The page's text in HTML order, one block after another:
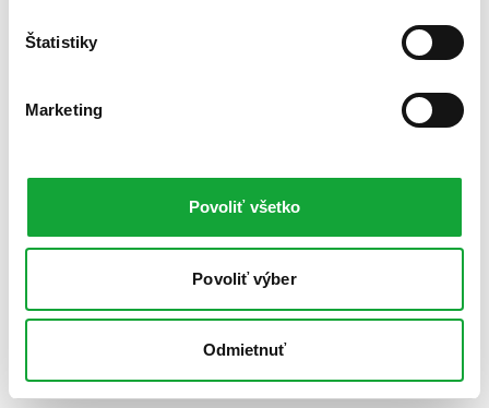
Štatistiky
Marketing
Povoliť všetko
Povoliť výber
Odmietnuť